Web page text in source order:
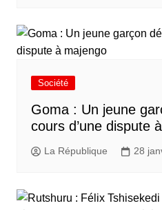
Société
Goma : Un jeune
cours d’une dispute
La République 28